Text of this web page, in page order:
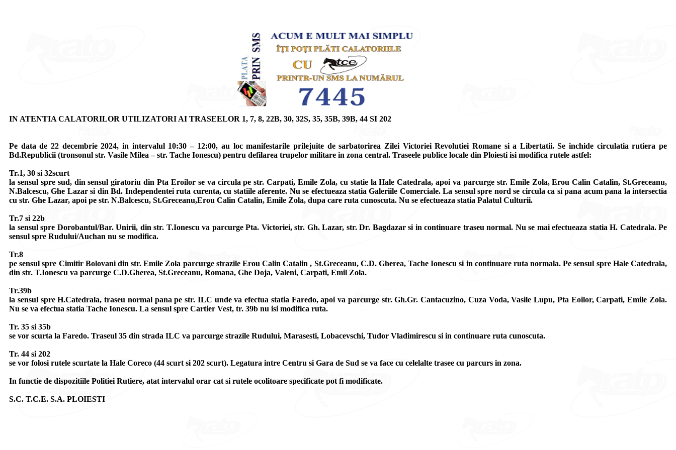
IN ATENTIA CALATORILOR UTILIZATORI AI TRASEELOR 1, 7, 8, 22B, 30, 32S, 35, 35B, 39B, 44 SI 202
Pe data de 22 decembrie 2024, in intervalul 10:30 – 12:00, au loc manifestarile prilejuite de sarbatorirea Zilei Victoriei Revolutiei Romane si a Libertatii. Se inchide circulatia rutiera pe
Bd.Republicii (tronsonul str. Vasile Milea – str. Tache Ionescu) pentru defilarea trupelor militare in zona central. Traseele publice locale din Ploiesti isi modifica rutele astfel:
Tr.1, 30 si 32scurt
la sensul spre sud, din sensul giratoriu din Pta Eroilor se va circula pe str. Carpati, Emile Zola, cu statie la Hale Catedrala, apoi va parcurge str. Emile Zola, Erou Calin Catalin, St.Greceanu,
N.Balcescu, Ghe Lazar si din Bd. Independentei ruta curenta, cu statiile aferente. Nu se efectueaza statia Galeriile Comerciale. La sensul spre nord se circula ca si pana acum pana la intersectia
cu str. Ghe Lazar, apoi pe str. N.Balcescu, St.Greceanu,Erou Calin Catalin, Emile Zola, dupa care ruta cunoscuta. Nu se efectueaza statia Palatul Culturii.
Tr.7 si 22b
la sensul spre Dorobantul/Bar. Unirii, din str. T.Ionescu va parcurge Pta. Victoriei, str. Gh. Lazar, str. Dr. Bagdazar si in continuare traseu normal. Nu se mai efectueaza statia H. Catedrala. Pe
sensul spre Rudului/Auchan nu se modifica.
Tr.8
pe sensul spre Cimitir Bolovani din str. Emile Zola parcurge strazile Erou Calin Catalin , St.Greceanu, C.D. Gherea, Tache Ionescu si in continuare ruta normala. Pe sensul spre Hale Catedrala,
din str. T.Ionescu va parcurge C.D.Gherea, St.Greceanu, Romana, Ghe Doja, Valeni, Carpati, Emil Zola.
Tr.39b
la sensul spre H.Catedrala, traseu normal pana pe str. ILC unde va efectua statia Faredo, apoi va parcurge str. Gh.Gr. Cantacuzino, Cuza Voda, Vasile Lupu, Pta Eoilor, Carpati, Emile Zola.
Nu se va efectua statia Tache Ionescu. La sensul spre Cartier Vest, tr. 39b nu isi modifica ruta.
Tr. 35 si 35b
se vor scurta la Faredo. Traseul 35 din strada ILC va parcurge strazile Rudului, Marasesti, Lobacevschi, Tudor Vladimirescu si in continuare ruta cunoscuta.
Tr. 44 si 202
se vor folosi rutele scurtate la Hale Coreco (44 scurt si 202 scurt). Legatura intre Centru si Gara de Sud se va face cu celelalte trasee cu parcurs in zona.
In functie de dispozitiile Politiei Rutiere, atat intervalul orar cat si rutele ocolitoare specificate pot fi modificate.
S.C. T.C.E. S.A. PLOIESTI